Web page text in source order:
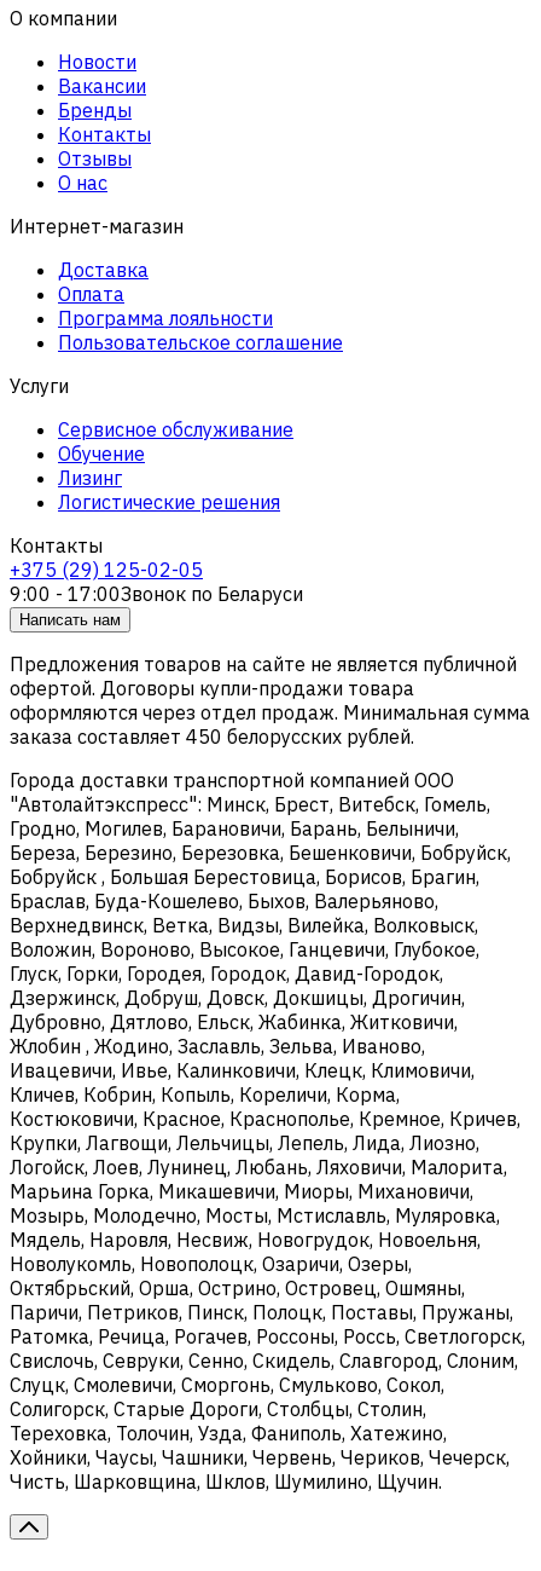
О компании
Новости
Вакансии
Бренды
Контакты
Отзывы
О нас
Интернет-магазин
Доставка
Оплата
Программа лояльности
Пользовательское соглашение
Услуги
Сервисное обслуживание
Обучение
Лизинг
Логистические решения
Контакты
+375 (29) 125-02-05
9:00 - 17:00Звонок по Беларуси
Написать нам
Предложения товаров на сайте не является публичной
офертой. Договоры купли-продажи товара
оформляются через отдел продаж. Минимальная сумма
заказа составляет 450 белорусских рублей.
Города доставки транспортной компанией ООО
"Автолайтэкспресс": Минск, Брест, Витебск, Гомель,
Гродно, Могилев, Барановичи, Барань, Белыничи,
Береза, Березино, Березовка, Бешенковичи, Бобруйск,
Бобруйск , Большая Берестовица, Борисов, Брагин,
Браслав, Буда-Кошелево, Быхов, Валерьяново,
Верхнедвинск, Ветка, Видзы, Вилейка, Волковыск,
Воложин, Вороново, Высокое, Ганцевичи, Глубокое,
Глуск, Горки, Городея, Городок, Давид-Городок,
Дзержинск, Добруш, Довск, Докшицы, Дрогичин,
Дубровно, Дятлово, Ельск, Жабинка, Житковичи,
Жлобин , Жодино, Заславль, Зельва, Иваново,
Ивацевичи, Ивье, Калинковичи, Клецк, Климовичи,
Кличев, Кобрин, Копыль, Кореличи, Корма,
Костюковичи, Красное, Краснополье, Кремное, Кричев,
Крупки, Лагвощи, Лельчицы, Лепель, Лида, Лиозно,
Логойск, Лоев, Лунинец, Любань, Ляховичи, Малорита,
Марьина Горка, Микашевичи, Миоры, Михановичи,
Мозырь, Молодечно, Мосты, Мстиславль, Муляровка,
Мядель, Наровля, Несвиж, Новогрудок, Новоельня,
Новолукомль, Новополоцк, Озаричи, Озеры,
Октябрьский, Орша, Острино, Островец, Ошмяны,
Паричи, Петриков, Пинск, Полоцк, Поставы, Пружаны,
Ратомка, Речица, Рогачев, Россоны, Россь, Светлогорск,
Свислочь, Севруки, Сенно, Скидель, Славгород, Слоним,
Слуцк, Смолевичи, Сморгонь, Смульково, Сокол,
Солигорск, Старые Дороги, Столбцы, Столин,
Тереховка, Толочин, Узда, Фаниполь, Хатежино,
Хойники, Чаусы, Чашники, Червень, Чериков, Чечерск,
Чисть, Шарковщина, Шклов, Шумилино, Щучин.